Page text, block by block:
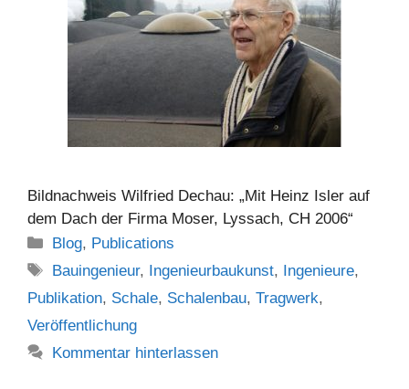
Bildnachweis Wilfried Dechau: „Mit Heinz Isler auf
dem Dach der Firma Moser, Lyssach, CH 2006“
Kategorien
Blog, Publications
Schlagwörter
Bauingenieur, Ingenieurbaukunst, Ingenieure,
Publikation, Schale, Schalenbau, Tragwerk,
Veröffentlichung
Kommentar hinterlassen